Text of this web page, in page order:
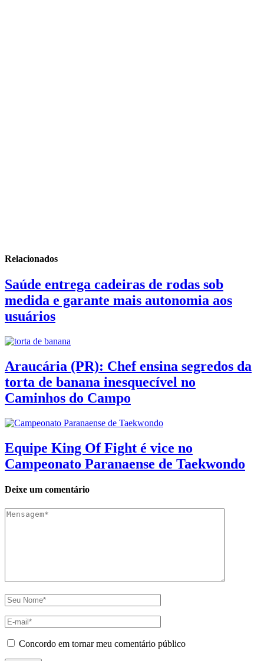
Relacionados
Saúde entrega cadeiras de rodas sob
medida e garante mais autonomia aos
usuários
Araucária (PR): Chef ensina segredos da
torta de banana inesquecível no
Caminhos do Campo
Equipe King Of Fight é vice no
Campeonato Paranaense de Taekwondo
Deixe um comentário
Concordo em tornar meu comentário público